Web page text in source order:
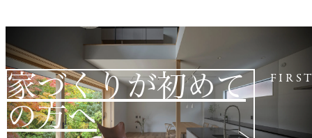
家づくりが初めて
の方へ